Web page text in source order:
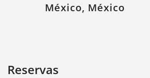
México, México
Reservas